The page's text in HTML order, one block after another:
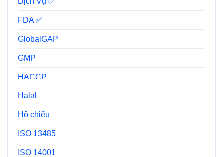
FDA ✅
GlobalGAP
GMP
HACCP
Halal
Hộ chiếu
ISO 13485
ISO 14001